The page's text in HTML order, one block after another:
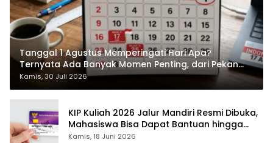
Tanggal 1 Agustus Memperingati Hari Apa?
Ternyata Ada Banyak Momen Penting, dari Pekan
ASI Sedunia hingga Hari World Wide Web
Kamis, 30 Juli 2026
KIP Kuliah 2026 Jalur Mandiri Resmi Dibuka,
Mahasiswa Bisa Dapat Bantuan hingga
Rp1,4 Juta per Bulan
Kamis, 18 Juni 2026